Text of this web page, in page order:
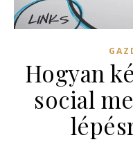
Hogyan
social